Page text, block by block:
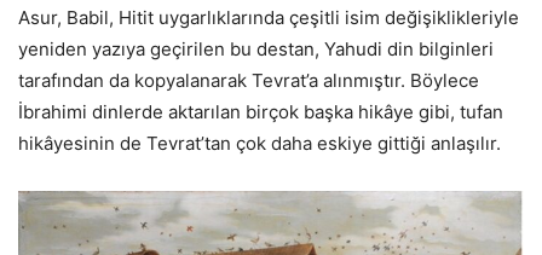
Asur, Babil, Hitit uygarlıklarında çeşitli isim değişiklikleriyle
yeniden yazıya geçirilen bu destan, Yahudi din bilginleri
tarafından da kopyalanarak Tevrat’a alınmıştır. Böylece
İbrahimi dinlerde aktarılan birçok başka hikâye gibi, tufan
hikâyesinin de Tevrat’tan çok daha eskiye gittiği anlaşılır.